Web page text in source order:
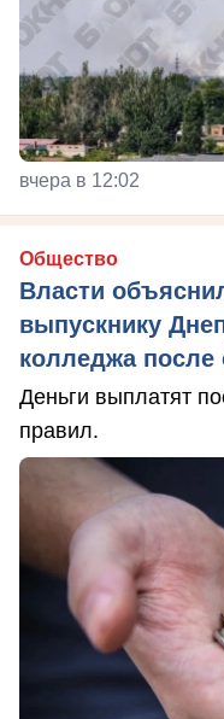
вчера в 12:02
Общество
Власти
выпускнику
колледжа после
Деньги выплатят
правил.